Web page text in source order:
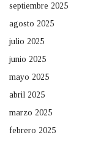
septiembre 2025
agosto 2025
julio 2025
junio 2025
mayo 2025
abril 2025
marzo 2025
febrero 2025